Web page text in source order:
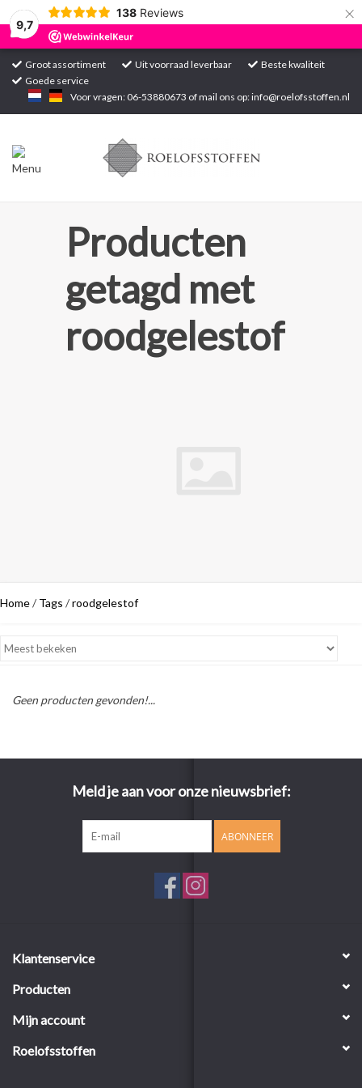
9,7
138 Reviews ×
Groot assortiment Uit voorraad leverbaar
Beste kwaliteit
Goede service
Voor vragen: 06-53880673 of mail ons op:info@roelofsstoffen.nl
Home
Producten
getagd met
roodgelestof
Home/ Tags /roodgelestof
Geen producten gevonden!...
Meld je aan voor onze nieuwsbrief:
ABONNEER
Klantenservice
Producten
Mijn account
Roelofsstoffen